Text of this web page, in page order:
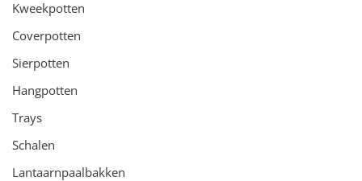
Kweekpotten
Coverpotten
Sierpotten
Hangpotten
Trays
Schalen
Lantaarnpaalbakken